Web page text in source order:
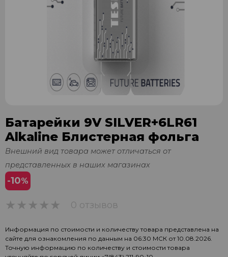
Батарейки 9V SILVER+6LR61
Alkaline Блистерная фольга
Внешний вид товара может отличаться от
представленных в наших магазинах
-10%
0 отзывов
Информация по стоимости и количеству товара представлена на
сайте для ознакомления по данным на 06:30 МСК от 10.08.2026.
Точную информацию по количеству и стоимости товара